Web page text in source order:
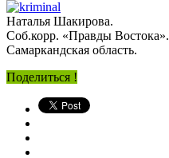
Наталья Шакирова.
Соб.корр. «Правды Востока».
Самаркандская область.
Поделиться !